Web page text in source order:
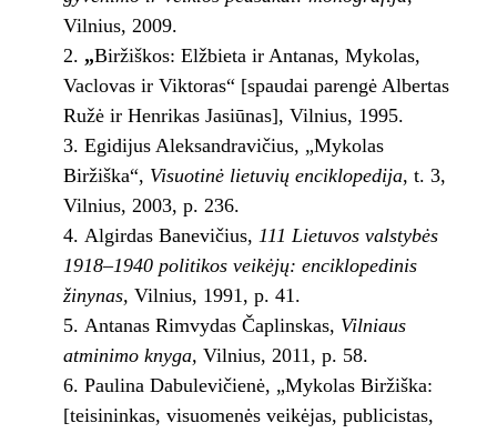
Vilnius, 2009.
„Biržiškos: Elžbieta ir Antanas, Mykolas,
Vaclovas ir Viktoras“ [spaudai parengė Albertas
Ružė ir Henrikas Jasiūnas], Vilnius, 1995.
Egidijus Aleksandravičius, „Mykolas
Biržiška“, Visuotinė lietuvių enciklopedija, t. 3,
Vilnius, 2003, p. 236.
Algirdas Banevičius, 111 Lietuvos valstybės
1918–1940 politikos veikėjų: enciklopedinis
žinynas, Vilnius, 1991, p. 41.
Antanas Rimvydas Čaplinskas, Vilniaus
atminimo knyga, Vilnius, 2011, p. 58.
Paulina Dabulevičienė, „Mykolas Biržiška:
[teisininkas, visuomenės veikėjas, publicistas,